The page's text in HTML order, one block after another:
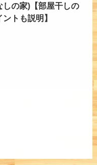
しの家)【部屋干しの
ントも説明】